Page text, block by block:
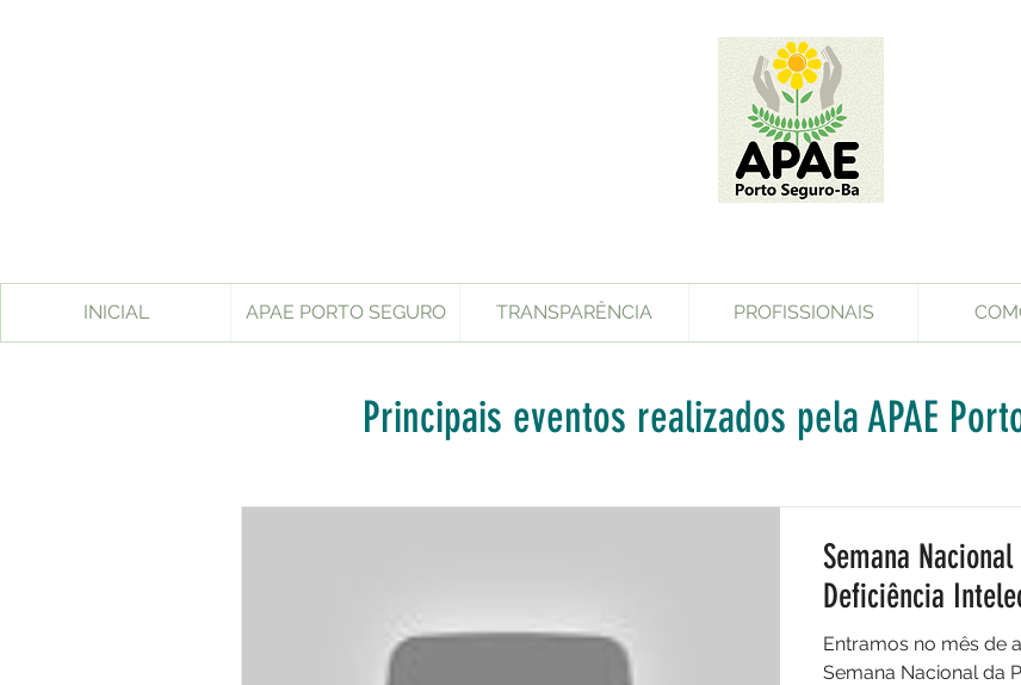
INICIAL APAE PORTO SEGURO TRANSPARÊNCIA PROFISSIONAIS
Principais eventos realizados pela APAE
Semana
Deficiência
Entramos no mês de
Semana Nacional da